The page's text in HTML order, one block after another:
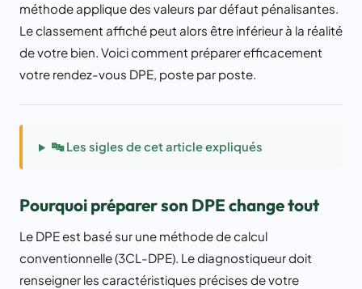
méthode applique des valeurs par défaut pénalisantes.
Le classement affiché peut alors être inférieur à la réalité
de votre bien. Voici comment préparer efficacement
votre rendez-vous DPE, poste par poste.
🔤 Les sigles de cet article expliqués
Pourquoi préparer son DPE change tout
Le DPE est basé sur une méthode de calcul
conventionnelle (3CL-DPE). Le diagnostiqueur doit
renseigner les caractéristiques précises de votre